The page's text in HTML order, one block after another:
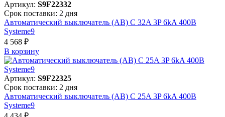
Артикул: S9F22332
Срок поставки: 2 дня
Автоматический выключатель (АВ) C 32A 3P 6kA 400В
Systeme9
4 568 ₽
В корзинy
Артикул: S9F22325
Срок поставки: 2 дня
Автоматический выключатель (АВ) C 25A 3P 6kA 400В
Systeme9